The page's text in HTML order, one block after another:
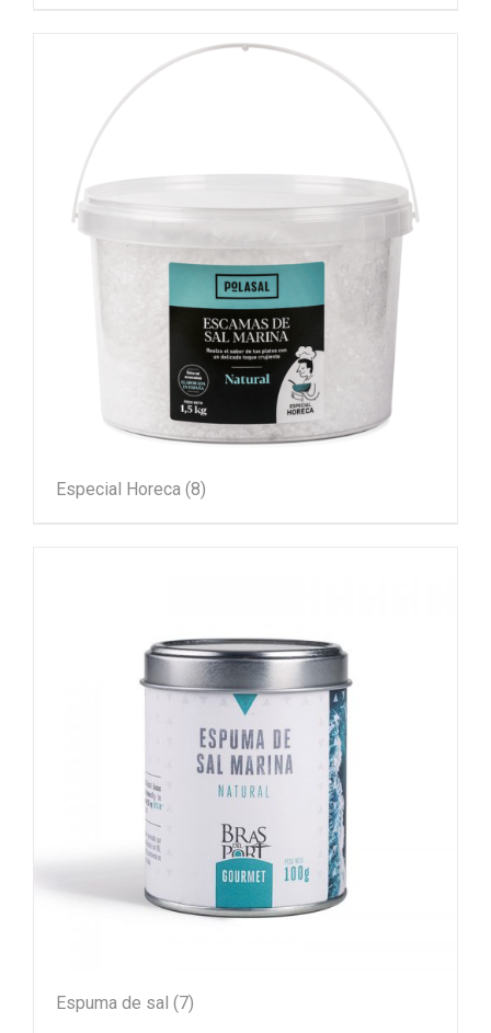
Especial Horeca (8)
Espuma de sal (7)